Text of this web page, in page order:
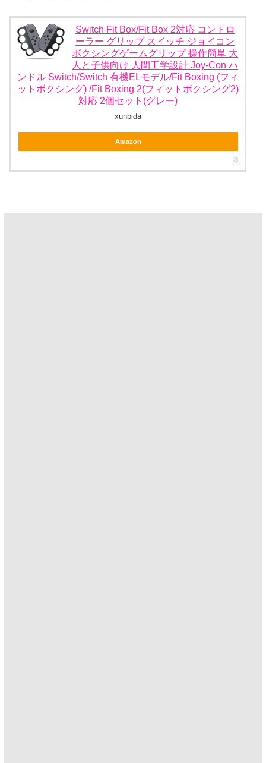
Switch Fit Box/Fit Box 2対応 コントロ
ーラー グリップ スイッチ ジョイコン
ボクシングゲームグリップ 操作簡単 大
人と子供向け 人間工学設計 Joy-Con ハ
ンドル Switch/Switch 有機ELモデル/Fit Boxing (フィ
ットボクシング) /Fit Boxing 2(フィットボクシング2)
対応 2個セット(グレー)
xunbida
Amazon